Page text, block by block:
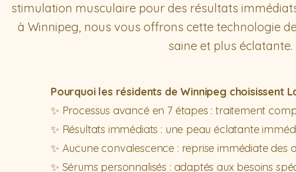
stimulation musculaire pour des résultats
à Winnipeg, nous vous offrons cette technologie
saine et plus éclatante.
Pourquoi les résidents de Winnipeg choisissent
✨ Processus avancé en 7 étapes : traitement
✨ Résultats immédiats : une peau éclatante
✨ Aucune convalescence : reprise immédiate des
✨ Sérums personnalisés : adaptés aux besoins